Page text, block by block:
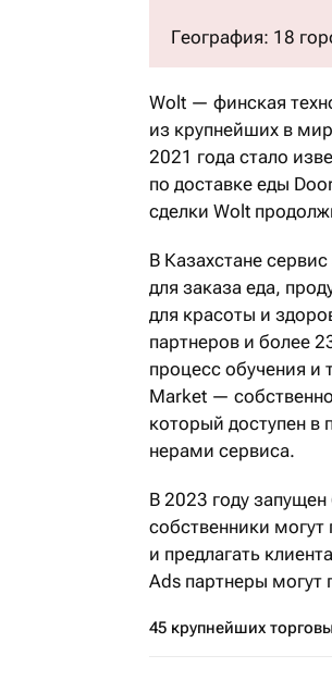
География: 18
Wolt — финская
из крупнейших в
2021 года стало
по доставке еды
сделки Wolt
В Казахстане
для заказа еда,
для красоты и
партнеров и более
процесс обучения и
Market —
который доступен
нерами сервиса.
В 2023 году
собственники
и предлагать
Ads партнеры могут
45 крупнейших